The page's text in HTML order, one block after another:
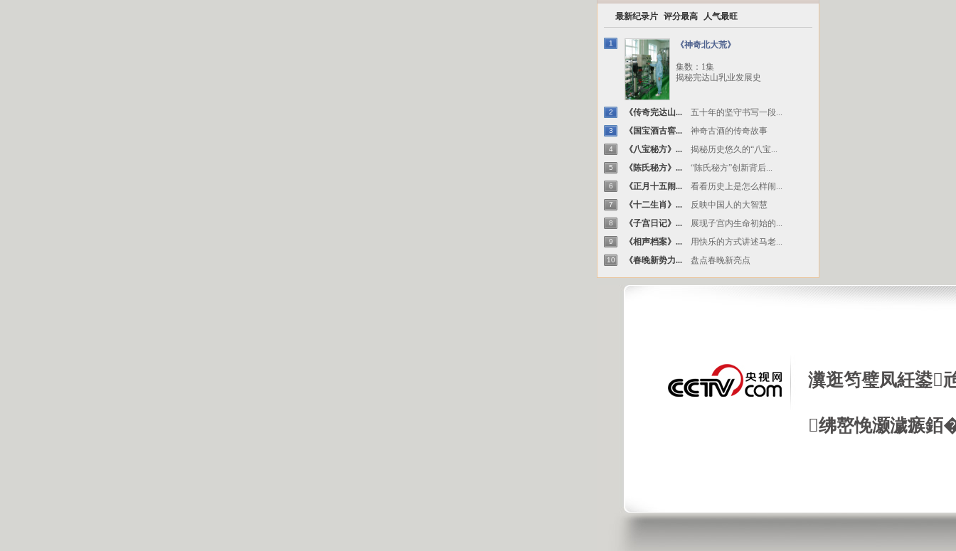
最新纪录片 评分最高 人气最旺
1 《神奇北大荒》
集数：1集
揭秘完达山乳业发展史
2 《传奇完达山... 五十年的坚守书写一段...
3 《国宝酒古窖... 神奇古酒的传奇故事
4 《八宝秘方》... 揭秘历史悠久的“八宝...
5 《陈氏秘方》... “陈氏秘方”创新背后...
6 《正月十五闹... 看看历史上是怎么样闹...
7 《十二生肖》... 反映中国人的大智慧
8 《子宫日记》... 展现子宫内生命初始的...
9 《相声档案》... 用快乐的方式讲述马老...
10 《春晚新势力... 盘点春晚新亮点
瀵逛笉璧凤紝鍙
绋嶅悗灏濊瘯銆